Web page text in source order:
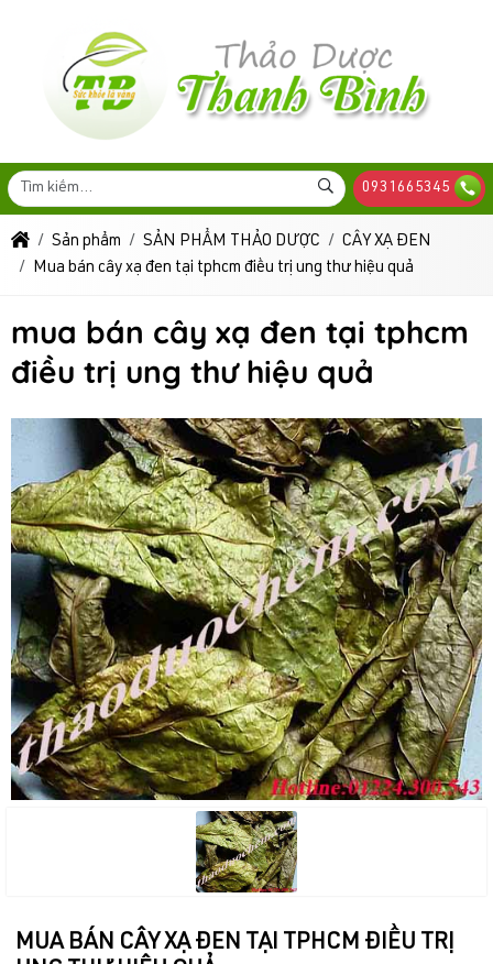
0931665345
Sản phẩm SẢN PHẨM THẢO DƯỢC
CÂY XẠ ĐEN
Mua bán cây xạ đen tại tphcm điều trị ung thư hiệu quả
mua bán cây xạ đen tại tphcm
điều trị ung thư hiệu quả
MUA BÁN CÂY XẠ ĐEN TẠI TPHCM ĐIỀU TRỊ